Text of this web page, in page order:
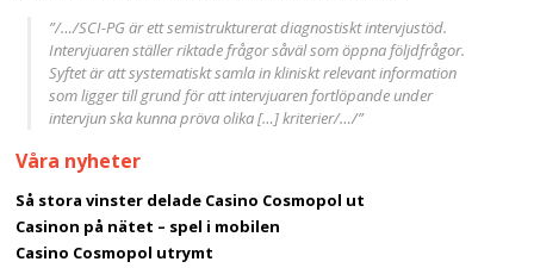
”/…/SCI-PG är ett semistrukturerat diagnostiskt intervjustöd.
Intervjuaren ställer riktade frågor såväl som öppna följdfrågor.
Syftet är att systematiskt samla in kliniskt relevant information
som ligger till grund för att intervjuaren fortlöpande under
intervjun ska kunna pröva olika […] kriterier/…/”
Våra nyheter
Så stora vinster delade Casino Cosmopol ut
Casinon på nätet – spel i mobilen
Casino Cosmopol utrymt